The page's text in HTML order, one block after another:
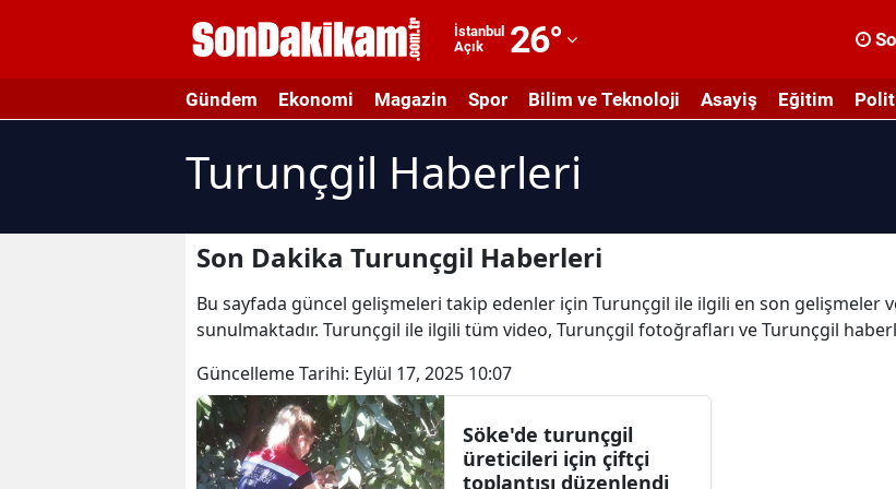
İstanbul
Açık
26°
Adıyaman
Afyonkarahisar
Amasya
Antalya
Artvin
Aydın
Balıkesir
Gündem Ekonomi Magazin Spor Bilim ve Teknoloji Asayiş Eğitim
Turunçgil Haberleri
Son Dakika Turunçgil Haberleri
Bu sayfada güncel gelişmeleri takip edenler için Turunçgil ile ilgili en son gelişmeler
sunulmaktadır. Turunçgil ile ilgili tüm video, Turunçgil fotoğrafları ve Turunçgil
Güncelleme Tarihi: Eylül 17, 2025 10:07
Söke'de turunçgil
üreticileri için çiftçi
toplantısı düzenlendi